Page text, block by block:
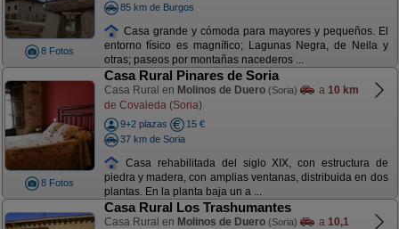
8 Fotos
85 km de Burgos
Casa grande y cómoda para mayores y pequeños. El
entorno físico es magnífico; Lagunas Negra, de Neila y
otras; paseos por montañas nacederos ...
8 Fotos
Casa Rural Pinares de Soria
Casa Rural en Molinos de Duero (Soria) a 10 km
de Covaleda (Soria)
9+2 plazas
15 €
37 km de Soria
Casa rehabilitada del siglo XIX, con estructura de
piedra y madera, con amplias ventanas, distribuida en dos
plantas. En la planta baja un a ...
Casa Rural Los Trashumantes
Casa Rural en Molinos de Duero (Soria) a 10,1